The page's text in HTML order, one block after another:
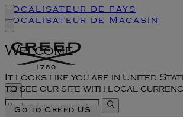
Welcome
It looks like you are in United
to see our site with local
Go to Creed US
Localisateur de pays
Localisateur de Magasin